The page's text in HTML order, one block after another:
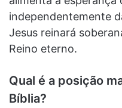
independentemente
Jesus reinará
Reino eterno.
Qual é a posição
Bíblia?